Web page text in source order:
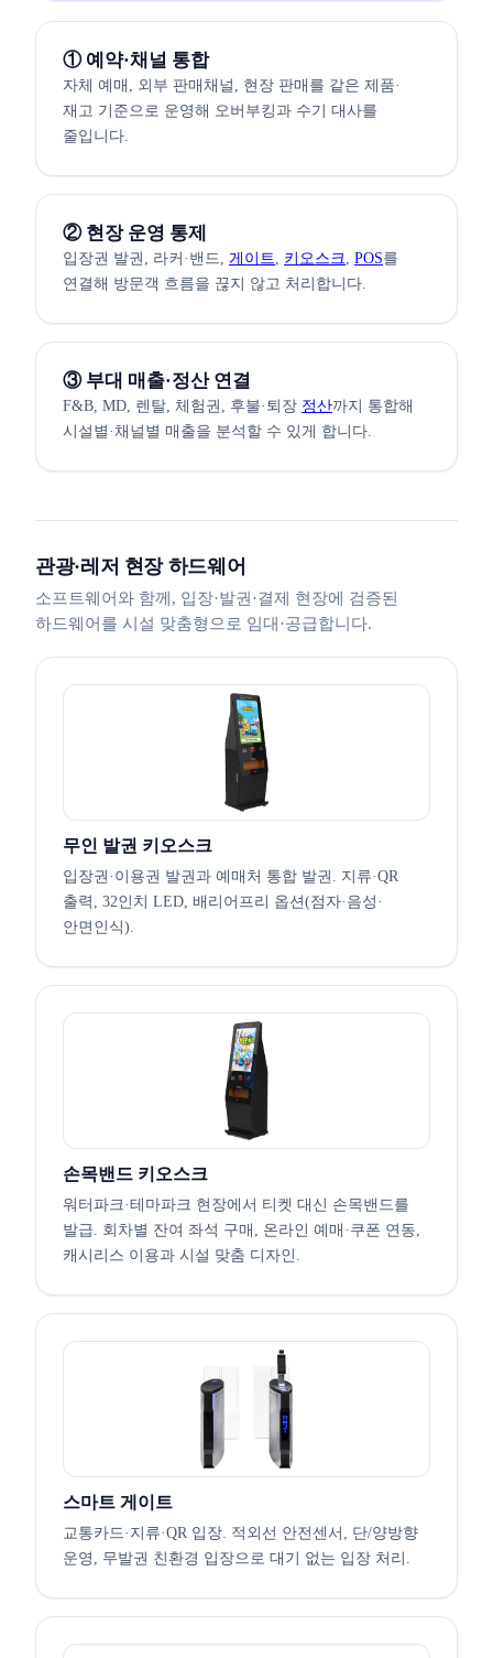
① 예약·채널 통합
자체 예매, 외부 판매채널, 현장 판매를 같은 제품·
재고 기준으로 운영해 오버부킹과 수기 대사를
줄입니다.
② 현장 운영 통제
입장권 발권, 라커·밴드, 게이트, 키오스크, POS를
연결해 방문객 흐름을 끊지 않고 처리합니다.
③ 부대 매출·정산 연결
F&B, MD, 렌탈, 체험권, 후불·퇴장 정산까지 통합해
시설별·채널별 매출을 분석할 수 있게 합니다.
관광·레저 현장 하드웨어
소프트웨어와 함께, 입장·발권·결제 현장에 검증된
하드웨어를 시설 맞춤형으로 임대·공급합니다.
무인 발권 키오스크
입장권·이용권 발권과 예매처 통합 발권. 지류·QR
출력, 32인치 LED, 배리어프리 옵션(점자·음성·
안면인식).
손목밴드 키오스크
워터파크·테마파크 현장에서 티켓 대신 손목밴드를
발급. 회차별 잔여 좌석 구매, 온라인 예매·쿠폰 연동,
캐시리스 이용과 시설 맞춤 디자인.
스마트 게이트
교통카드·지류·QR 입장. 적외선 안전센서, 단/양방향
운영, 무발권 친환경 입장으로 대기 없는 입장 처리.